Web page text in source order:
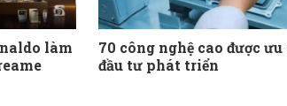
làm
70 công nghệ cao được
đầu tư phát triển